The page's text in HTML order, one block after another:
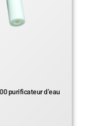
purificateur d’eau